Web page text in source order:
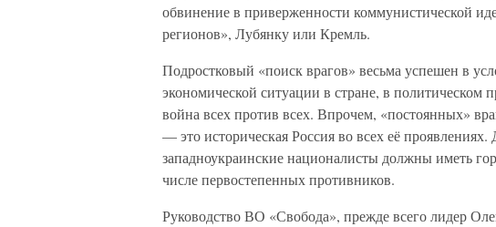
обвинение в приверженности коммунистической
регионов», Лубянку или Кремль.
Подростковый «поиск врагов» весьма успешен в
экономической ситуации в стране, в политическом
война всех против всех. Впрочем, «постоянных»
— это историческая Россия во всех её
западноукраинские националисты должны иметь
числе первостепенных противников.
Руководство ВО «Свобода», прежде всего лидер